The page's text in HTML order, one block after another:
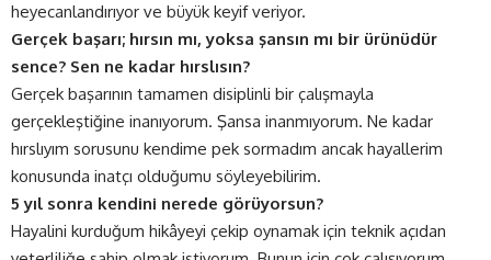
heyecanlandırıyor ve büyük keyif veriyor.
Gerçek başarı; hırsın mı, yoksa şansın mı bir ürünüdür
sence? Sen ne kadar hırslısın?
Gerçek başarının tamamen disiplinli bir çalışmayla
gerçekleştiğine inanıyorum. Şansa inanmıyorum. Ne kadar
hırslıyım sorusunu kendime pek sormadım ancak hayallerim
konusunda inatçı olduğumu söyleyebilirim.
5 yıl sonra kendini nerede görüyorsun?
Hayalini kurduğum hikâyeyi çekip oynamak için teknik açıdan